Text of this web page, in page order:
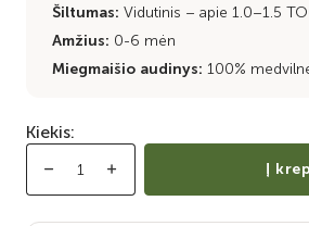
Šiltumas: Vidutinis – apie 1.0–1.5
Amžius: 0-6 mėn
Miegmaišio audinys: 100%
Kiekis:
Į